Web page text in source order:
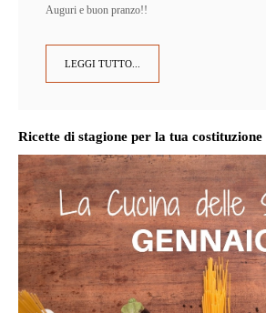
Auguri e buon pranzo!!
LEGGI TUTTO...
Ricette di stagione per la tua costituzione